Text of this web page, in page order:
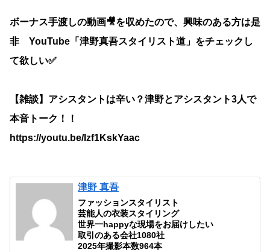
ボーナス手渡しの動画🎥を収めたので、興味のある方は是
非 YouTube「津野真吾スタイリスト道」をチェックし
て欲しい✅
【雑談】アシスタントは辛い？津野とアシスタント3人で
本音トーク！！
https://youtu.be/Izf1KskYaac
津野 真吾
ファッションスタイリスト
芸能人の衣装スタイリング
世界一happyな現場をお届けしたい
取引のある会社1080社
2025年撮影本数964本